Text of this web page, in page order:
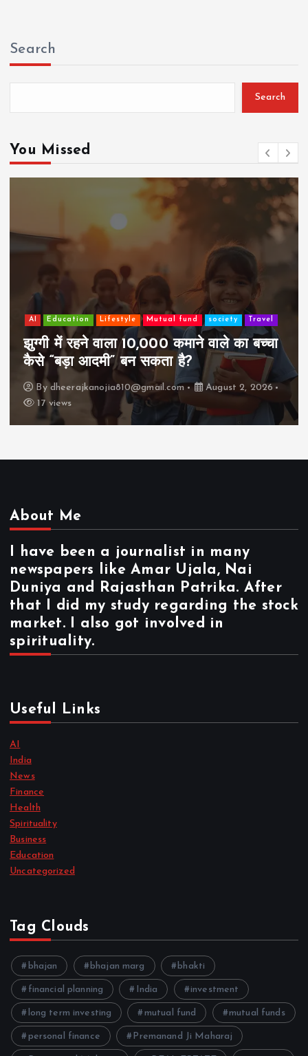
Search
Search
You Missed
AI Education Lifestyle Mutual fund society Travel
झुग्गी में रहने वाला 10,000 कमाने वाले का बच्चा
कैसे “बड़ा आदमी” बन सकता है?
By dheerajkanojia810@gmail.com
August 2, 2026
17 views
About Me
I have been a journalist in many
newspapers like Amar Ujala, Nai
Duniya and Rajasthan Patrika. After
that I did my study regarding the stock
market. I also got involved in
spirituality.
Useful Links
AI
India
News
Finance
Health
Spirituality
Business
Education
Uncategorized
Tag Clouds
bhajan bhajan marg bhakti
financial planning India investment
long term investing mutual fund mutual funds
personal finance Premanand Ji Maharaj